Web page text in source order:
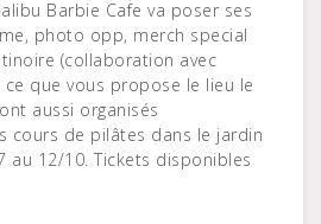
Barbie Cafe va poser ses
photo opp, merch special
(collaboration avec
ce que vous propose le lieu le
aussi organisés
cours de pilâtes dans le jardin
au 12/10. Tickets disponibles